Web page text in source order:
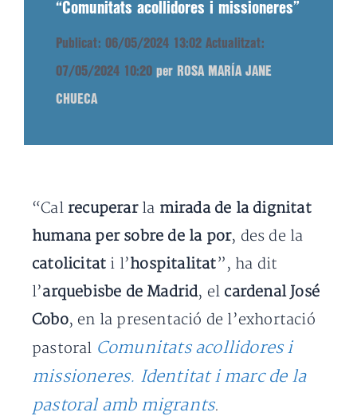
“Comunitats acollidores i missioneres”
Publicat: 06/05/2024 13:02 Actualitzat:
07/05/2024 10:20 per ROSA MARÍA JANE
CHUECA
“Cal recuperar la mirada de la dignitat
humana per sobre de la por, des de la
catolicitat i l’hospitalitat”, ha dit
l’arquebisbe de Madrid, el cardenal José
Cobo, en la presentació de l’exhortació
pastoral Comunitats acollidores i
missioneres. Identitat i marc de la
pastoral amb migrants.